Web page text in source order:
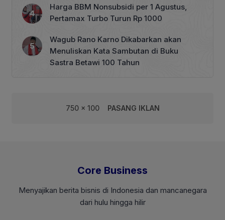
Harga BBM Nonsubsidi per 1 Agustus,
Pertamax Turbo Turun Rp 1000
Wagub Rano Karno Dikabarkan akan
Menuliskan Kata Sambutan di Buku
Sastra Betawi 100 Tahun
750 x 100 PASANG IKLAN
Core Business
Menyajikan berita bisnis di Indonesia dan mancanegara
dari hulu hingga hilir